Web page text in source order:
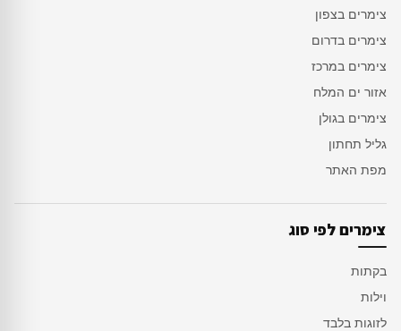
צימרים בצפון
צימרים בדרום
צימרים במרכז
אזור ים המלח
צימרים בגולן
גליל תחתון
מפת האתר
צימרים לפי סוג
בקתות
וילות
לזוגות בלבד